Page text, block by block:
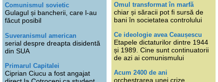
Comunismul sovietic
Gulagul și bancherii, care l-au
făcut posibil
Suveranismul american
serial despre dreapta disidentă
din SUA
Primarul Capitalei
Ciprian Ciucu a fost angajat
Omul transformat în marfă
chiar și săracii pot fi sursă de
bani în societatea controlului
Ce ideologie avea Ceaușescu
Etapele dictaturilor dintre 1944
și 1989. Cine sunt continuatorii
de azi ai comunismului
Acum 2400 de ani
orchestrarea unei crize